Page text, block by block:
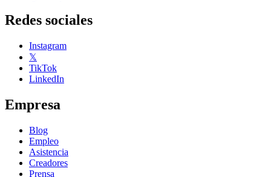
Redes sociales
Instagram
𝕏
TikTok
LinkedIn
Empresa
Blog
Empleo
Asistencia
Creadores
Prensa